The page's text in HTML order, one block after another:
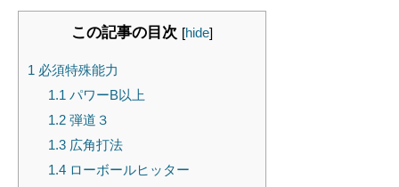
この記事の目次 [hide]
1 必須特殊能力
1.1 パワーB以上
1.2弾道３
1.3広角打法
1.4ローボールヒッター